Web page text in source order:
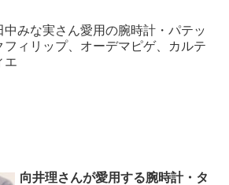
中みな実さん愛用の腕時計・パテッ
フィリップ、オーデマピゲ、カルテ
エ
向井理さんが愛用する腕時計・タ